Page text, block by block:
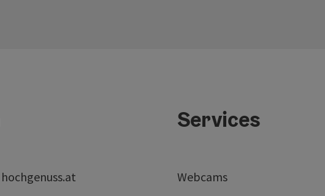
hochgenuss.at
Services
Webcams